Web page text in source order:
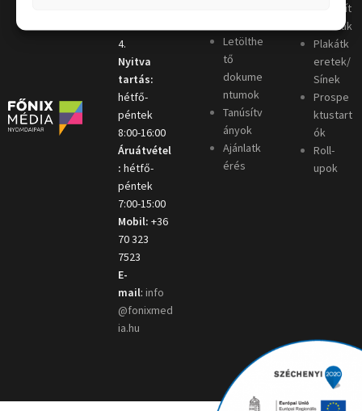
4.
Nyitva
tartás:
hétfő-
péntek
8:00-16:00
Áruátvétel
: hétfő-
péntek
7:00-15:00
Mobil: +36
70 323
7523
E-
mail: info
@fonixmed
ia.hu
Letölthe
tő
dokume
ntumok
Tanúsítv
ányok
Ajánlatk
érés
Megállít
ó táblák
Plakátk
eretek/
Sínek
Prospe
ktustart
ók
Roll-
upok